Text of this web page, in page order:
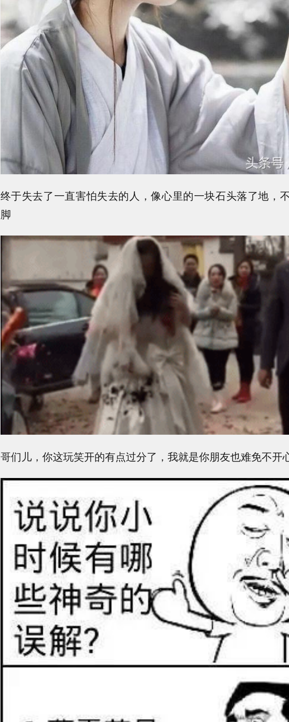
终于失去了一直害怕失去的人，像心里的一块石头落了地，
脚
哥们儿，你这玩笑开的有点过分了，我就是你朋友也难免不开